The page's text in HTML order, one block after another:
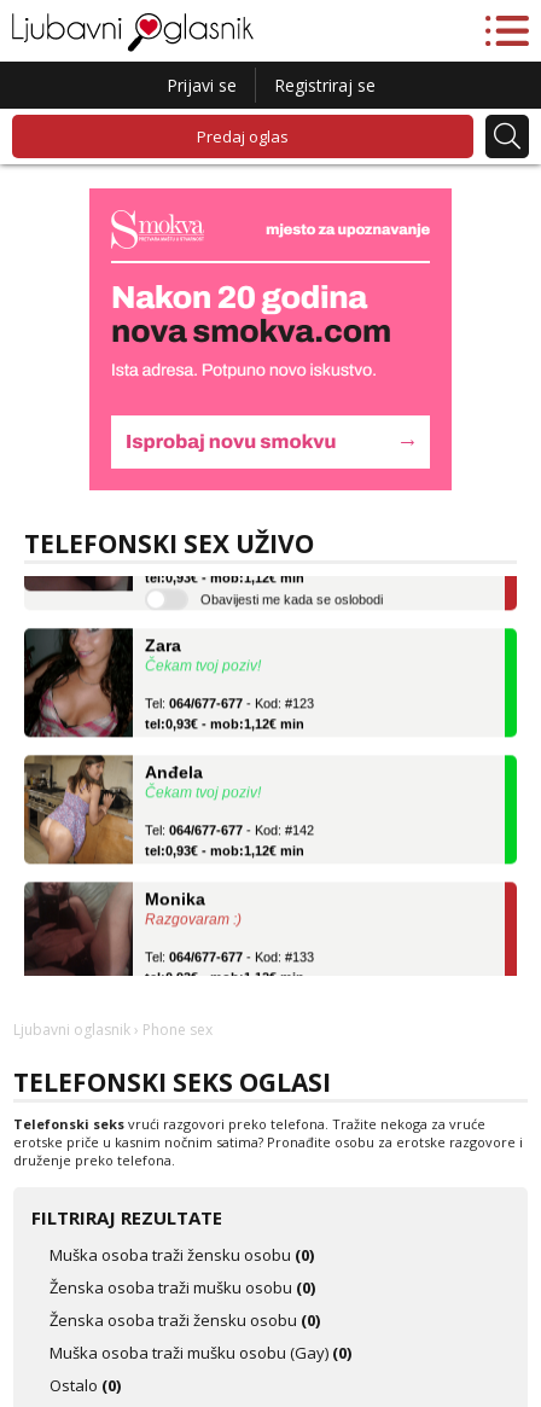
Prijavi se Registriraj se
Predaj oglas
TELEFONSKI SEX UŽIVO
Monika
Tel: 064/677-677- Kod: #133
Obavijesti me kada se oslobodi
Zara
Čekam tvoj poziv!
Anđela
Čekam tvoj poziv!
Monika
Razgovaram :)
Zara
Tel: 064/677-677- Kod: #123
Anđela
Tel: 064/677-677
Ljubavni oglasnik › Phone sex
TELEFONSKI SEKS OGLASI
Telefonski seks vrući razgovori preko telefona. Tražite nekoga za vruće
erotske priče u kasnim nočnim satima? Pronađite osobu za erotske razgovore i
druženje preko telefona.
FILTRIRAJ REZULTATE
Muška osoba traži žensku osobu (0)
Ženska osoba traži mušku osobu (0)
Ženska osoba traži žensku osobu (0)
Muška osoba traži mušku osobu (Gay) (0)
Ostalo (0)